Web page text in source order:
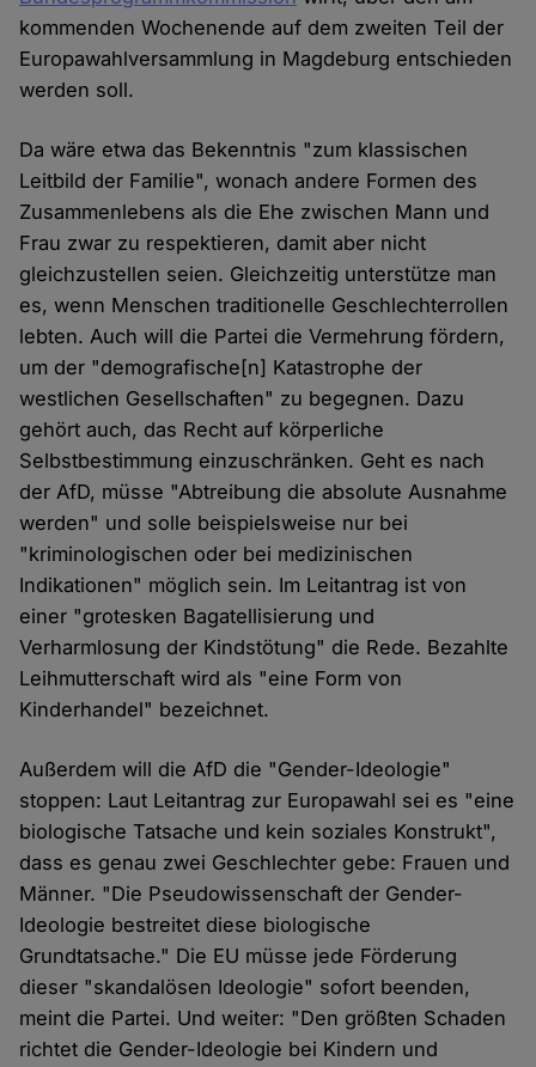
kommenden Wochenende auf dem zweiten Teil der
Europawahlversammlung in Magdeburg entschieden
werden soll.
Da wäre etwa das Bekenntnis "zum klassischen
Leitbild der Familie", wonach andere Formen des
Zusammenlebens als die Ehe zwischen Mann und
Frau zwar zu respektieren, damit aber nicht
gleichzustellen seien. Gleichzeitig unterstütze man
es, wenn Menschen traditionelle Geschlechterrollen
lebten. Auch will die Partei die Vermehrung fördern,
um der "demografische[n] Katastrophe der
westlichen Gesellschaften" zu begegnen. Dazu
gehört auch, das Recht auf körperliche
Selbstbestimmung einzuschränken. Geht es nach
der AfD, müsse "Abtreibung die absolute Ausnahme
werden" und solle beispielsweise nur bei
"kriminologischen oder bei medizinischen
Indikationen" möglich sein. Im Leitantrag ist von
einer "grotesken Bagatellisierung und
Verharmlosung der Kindstötung" die Rede. Bezahlte
Leihmutterschaft wird als "eine Form von
Kinderhandel" bezeichnet.
Außerdem will die AfD die "Gender-Ideologie"
stoppen: Laut Leitantrag zur Europawahl sei es "eine
biologische Tatsache und kein soziales Konstrukt",
dass es genau zwei Geschlechter gebe: Frauen und
Männer. "Die Pseudowissenschaft der Gender-
Ideologie bestreitet diese biologische
Grundtatsache." Die EU müsse jede Förderung
dieser "skandalösen Ideologie" sofort beenden,
meint die Partei. Und weiter: "Den größten Schaden
richtet die Gender-Ideologie bei Kindern und